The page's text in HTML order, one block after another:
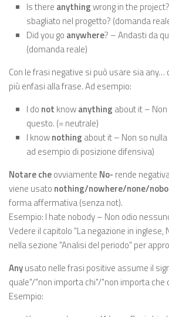
Is there anythingwrong in the
sbagliato nel progetto? (domanda
Did you go anywhere? – Andasti da
(domanda reale)
Con le frasi negative si può usare sia
più enfasi alla frase. Ad esempio:
I do not knowanything about it –
questo. (= neutrale)
I knownothing about it – Non so
ad esempio di posizione difensiva)
Notare cheovviamente No- rende
viene usato nothing/nowhere/none/
forma affermativa (senza not).
Esempio: I hate nobody – Non odio
Vedere il capitolo "La negazione in inglese,
nella sezione "Analisi del periodo" per
Anyusato nelle frasi positive assume il
quale"/"non importa chi"/"non importa che
Esempio: